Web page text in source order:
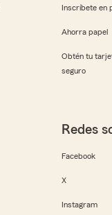
Inscríbete en
Ahorra papel
Obtén tu
seguro
Redes
Facebook
X
Instagram